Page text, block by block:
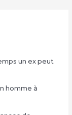
un ex peut
homme à